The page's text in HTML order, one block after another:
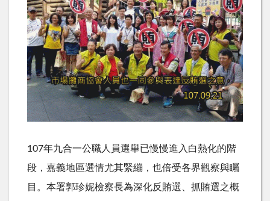
107年九合一公職人員選舉已慢慢進入白熱化的階
段，嘉義地區選情尤其緊繃，也倍受各界觀察與矚
目。本署郭珍妮檢察長為深化反賄選、抓賄選之概